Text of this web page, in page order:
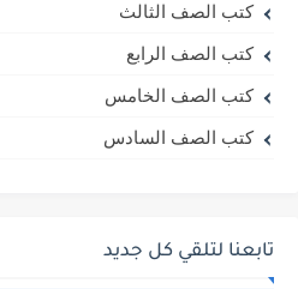
كتب الصف الثالث
كتب الصف الرابع
كتب الصف الخامس
كتب الصف السادس
تابعنا لتلقي كل جديد